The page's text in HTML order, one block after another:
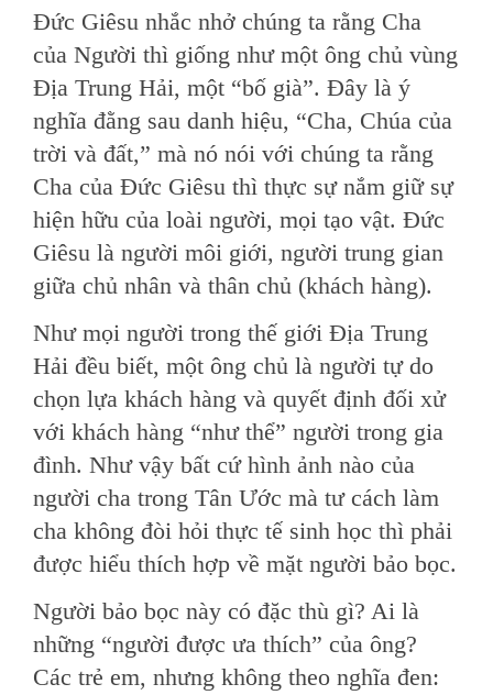
Đức Giêsu nhắc nhở chúng ta rằng Cha
của Người thì giống như một ông chủ vùng
Địa Trung Hải, một “bố già”. Đây là ý
nghĩa đằng sau danh hiệu, “Cha, Chúa của
trời và đất,” mà nó nói với chúng ta rằng
Cha của Đức Giêsu thì thực sự nắm giữ sự
hiện hữu của loài người, mọi tạo vật. Đức
Giêsu là người môi giới, người trung gian
giữa chủ nhân và thân chủ (khách hàng).
Như mọi người trong thế giới Địa Trung
Hải đều biết, một ông chủ là người tự do
chọn lựa khách hàng và quyết định đối xử
với khách hàng “như thể” người trong gia
đình. Như vậy bất cứ hình ảnh nào của
người cha trong Tân Ước mà tư cách làm
cha không đòi hỏi thực tế sinh học thì phải
được hiểu thích hợp về mặt người bảo bọc.
Người bảo bọc này có đặc thù gì? Ai là
những “người được ưa thích” của ông?
Các trẻ em, nhưng không theo nghĩa đen: